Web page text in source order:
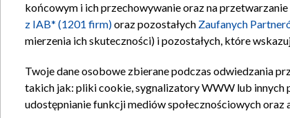
końcowym i ich przechowywanie oraz na
z IAB* (1201 firm)oraz pozostałych Zaufanych
mierzenia ich skuteczności) i pozostałych, które
Twoje dane osobowe zbierane podczas odwiedzania
takich jak: pliki cookie, sygnalizatory WWW lub innych
udostępnianie funkcji mediów społecznościowych oraz